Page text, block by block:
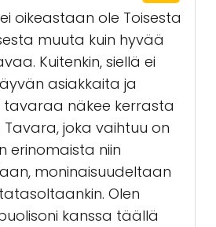
oikeastaan ole Toisesta
muuta kuin hyvää
Kuitenkin, siellä ei
asiakkaita ja
näkee kerrasta
Tavara, joka vaihtuu on
erinomaista niin
moninaisuudeltaan
Olen
kanssa täällä